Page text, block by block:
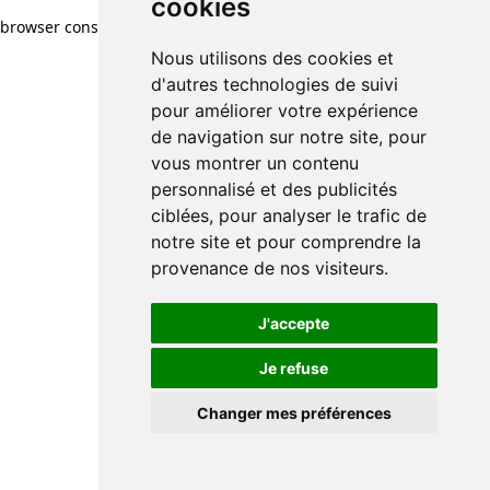
cookies
Nous utilisons des cookies et
d'autres technologies de suivi
pour améliorer votre expérience
de navigation sur notre site, pour
vous montrer un contenu
personnalisé et des publicités
ciblées, pour analyser le trafic de
notre site et pour comprendre la
provenance de nos visiteurs.
J'accepte
Je refuse
Changer mes préférences
browser console for more information)